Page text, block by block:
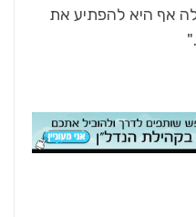
אף היא להפתיע את